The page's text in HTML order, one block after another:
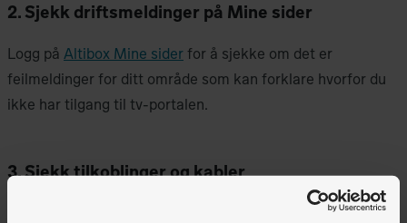
2. Sjekk driftsmeldinger på Mine sider
Logg på Altibox Mine sider for å sjekke om det er
feilmeldinger for ditt område som kan forklare hvorfor du
ikke har tilgang til tv-portalen.
3. Sjekk tilkoblinger og kabler
Hvis omstart ikke hjelper, bør du sjekke kablingen mellom